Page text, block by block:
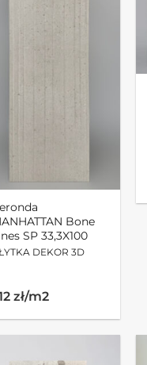
Bone
SP 33,3X100
DEKOR 3D
zł/m2